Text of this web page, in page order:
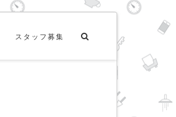
スタッフ募集